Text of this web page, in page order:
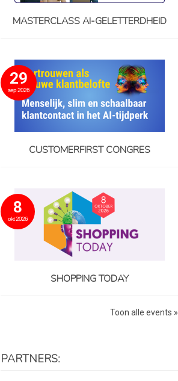
MASTERCLASS AI-GELETTERDHEID
29
sep 2026
CUSTOMERFIRST CONGRES
8
okt 2026
SHOPPING TODAY
Toon alle events »
PARTNERS: